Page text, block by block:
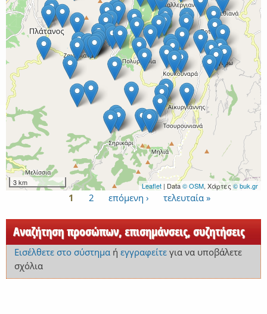
3 km Leaflet | Data© OSM, Χάρτες © buk.gr
1 2 επόμενη › τελευταία »
Αναζήτηση προσώπων, επισημάνσεις, συζητήσεις
Εισέλθετε στο σύστημαή εγγραφείτεγια να υποβάλετε
σχόλια